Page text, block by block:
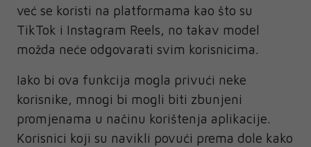
već se koristi na platformama kao što su
TikTok i Instagram Reels, no takav model
možda neće odgovarati svim korisnicima.
Iako bi ova funkcija mogla privući neke
korisnike, mnogi bi mogli biti zbunjeni
promjenama u načinu korištenja aplikacije.
Korisnici koji su navikli povući prema dole kako